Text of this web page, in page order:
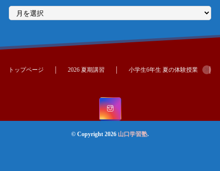
ア
カ
トップページ 2026 夏期講習 小学生6年生 夏の体験授業
© Copyright 2026 山口学習塾.